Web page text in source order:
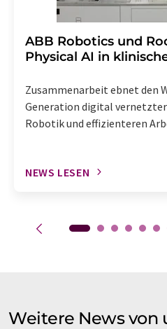
​​​​​​​ABB Robotics und
Physical AI in
Zusammenarbeit ebnet den
Generation digital
Robotik und effizienteren
NEWS LESEN
Weitere News von